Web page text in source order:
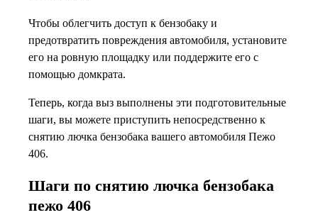
Чтобы облегчить доступ к бензобаку и
предотвратить повреждения автомобиля, установите
его на ровную площадку или поддержите его с
помощью домкрата.
Теперь, когда выз выполнены эти подготовительные
шаги, вы можете приступить непосредственно к
снятию лючка бензобака вашего автомобиля Пежо
406.
Шаги по снятию лючка бензобака
пежо 406